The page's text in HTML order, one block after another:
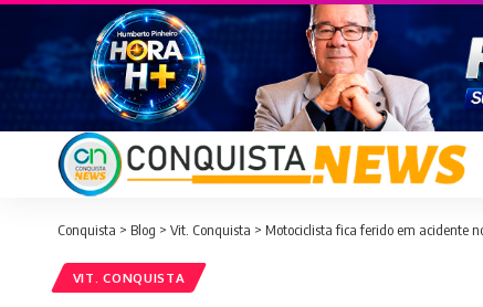
Conquista > Blog > Vit. Conquista > Motociclista fica ferido em acidente
VIT. CONQUISTA